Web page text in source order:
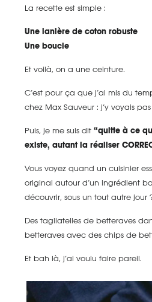
La recette est simple :
Une lanière de coton robuste
Une boucle
Et voilà, on a une ceinture.
C’est pour ça que j’ai mis du
chez Max Sauveur : j’y voyais
Puis, je me suis dit“quitte à ce
existe, autant la réaliser
Vous voyez quand un cuisinier
original autour d’un ingrédient
découvrir, sous un tout autre jour
Des tagliatelles de betteraves
betteraves avec des chips de
Et bah là, j’ai voulu faire pareil.